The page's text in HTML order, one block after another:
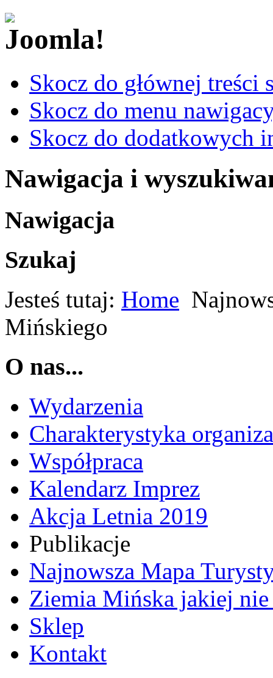
Skocz do głównej treści
Skocz do menu
Skocz do dodatkowych
Nawigacja i
Nawigacja
Szukaj
Jesteś tutaj: Home
Mińskiego
O nas...
Wydarzenia
Charakterystyka
Współpraca
Kalendarz Imprez
Akcja Letnia 2019
Publikacje
Najnowsza Mapa
Ziemia Mińska jakiej nie
Sklep
Kontakt